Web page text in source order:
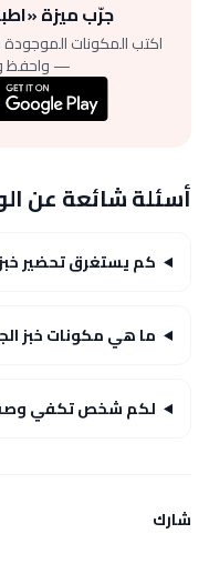
جرّب ميزة
اكتب المكونات
— واحفظ
أسئلة شائعة عن
كم يستغرق تحضير خبز
ما هي مكونات خبز
لكم شخص تكفي وصفة
شارك